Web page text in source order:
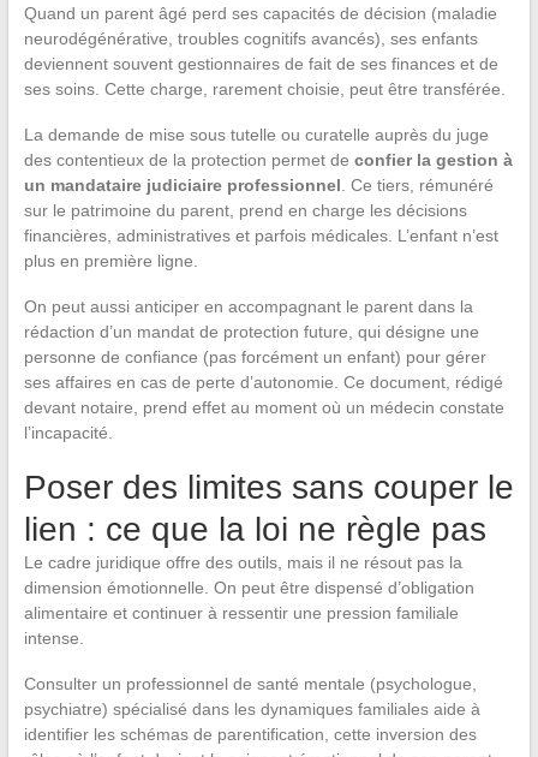
Quand un parent âgé perd ses capacités de décision (maladie
neurodégénérative, troubles cognitifs avancés), ses enfants
deviennent souvent gestionnaires de fait de ses finances et de
ses soins. Cette charge, rarement choisie, peut être transférée.
La demande de mise sous tutelle ou curatelle auprès du juge
des contentieux de la protection permet de confier la gestion à
un mandataire judiciaire professionnel . Ce tiers, rémunéré
sur le patrimoine du parent, prend en charge les décisions
financières, administratives et parfois médicales. L’enfant n’est
plus en première ligne.
On peut aussi anticiper en accompagnant le parent dans la
rédaction d’un mandat de protection future, qui désigne une
personne de confiance (pas forcément un enfant) pour gérer
ses affaires en cas de perte d’autonomie. Ce document, rédigé
devant notaire, prend effet au moment où un médecin constate
l’incapacité.
Poser des limites sans couper le
lien : ce que la loi ne règle pas
Le cadre juridique offre des outils, mais il ne résout pas la
dimension émotionnelle. On peut être dispensé d’obligation
alimentaire et continuer à ressentir une pression familiale
intense.
Consulter un professionnel de santé mentale (psychologue,
psychiatre) spécialisé dans les dynamiques familiales aide à
identifier les schémas de parentification, cette inversion des